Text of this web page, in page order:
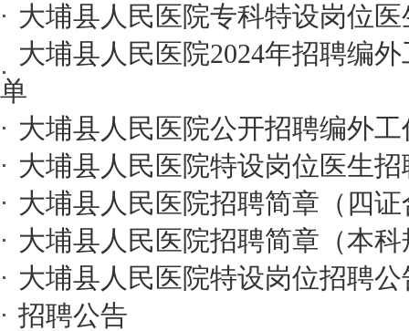
大埔县人民医院专科特设岗位
大埔县人民医院2024年招聘编
单
大埔县人民医院公开招聘编外
大埔县人民医院特设岗位医生
大埔县人民医院招聘简章（四
大埔县人民医院招聘简章（本
大埔县人民医院特设岗位招聘公
招聘公告